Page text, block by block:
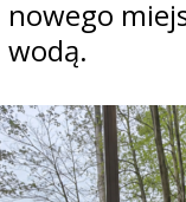
nowego
wodą.